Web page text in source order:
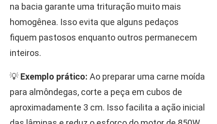
na bacia garante uma trituração muito mais
homogênea. Isso evita que alguns pedaços
fiquem pastosos enquanto outros permanecem
inteiros.
💡 Exemplo prático: Ao preparar uma carne moída
para almôndegas, corte a peça em cubos de
aproximadamente 3 cm. Isso facilita a ação inicial